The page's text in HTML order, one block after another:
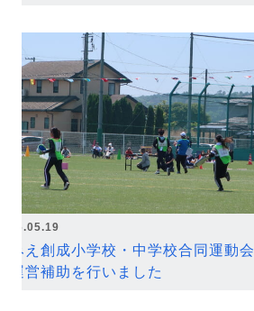
2026.05.19
なみえ創成小学校・中学校合同運動会
の運営補助を行いました